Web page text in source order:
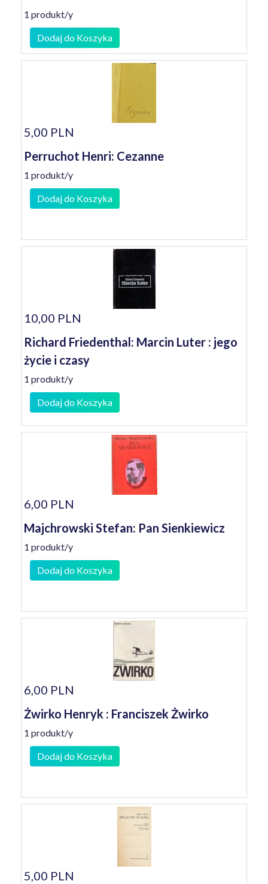
1 produkt/y
Dodaj do Koszyka
5,00 PLN
Perruchot Henri: Cezanne
1 produkt/y
Dodaj do Koszyka
10,00 PLN
Richard Friedenthal: Marcin Luter : jego
życie i czasy
1 produkt/y
Dodaj do Koszyka
6,00 PLN
Majchrowski Stefan: Pan Sienkiewicz
1 produkt/y
Dodaj do Koszyka
6,00 PLN
Żwirko Henryk : Franciszek Żwirko
1 produkt/y
Dodaj do Koszyka
5,00 PLN